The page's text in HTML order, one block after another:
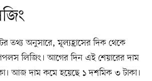
তথ্য অনুসারে, মূল্যহ্রাসের দিক থেকে
লিজিং। আগের দিন এই শেয়ারের দাম
আজ দাম কমে হয়েছে ১ দশমিক ৩ টাকা।